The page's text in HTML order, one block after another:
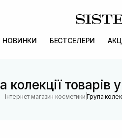
НОВИНКИ БЕСТСЕЛЕРИ
колекції товарів
Інтернет магазин косметики |Група